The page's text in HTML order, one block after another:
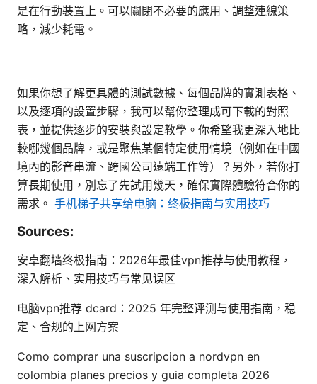
是在行動裝置上。可以關閉不必要的應用、調整連線策
略，減少耗電。
如果你想了解更具體的測試數據、每個品牌的實測表格、
以及逐項的設置步驟，我可以幫你整理成可下載的對照
表，並提供逐步的安裝與設定教學。你希望我更深入地比
較哪幾個品牌，或是聚焦某個特定使用情境（例如在中國
境內的影音串流、跨國公司遠端工作等）？另外，若你打
算長期使用，別忘了先試用幾天，確保實際體驗符合你的
需求。 手机梯子共享给电脑：终极指南与实用技巧
Sources:
安卓翻墙终极指南：2026年最佳vpn推荐与使用教程，
深入解析、实用技巧与常见误区
电脑vpn推荐 dcard：2025 年完整评测与使用指南，稳
定、合规的上网方案
Como comprar una suscripcion a nordvpn en
colombia planes precios y guia completa 2026